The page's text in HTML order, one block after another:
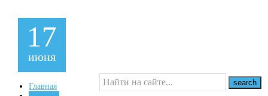
Главная
17
июня